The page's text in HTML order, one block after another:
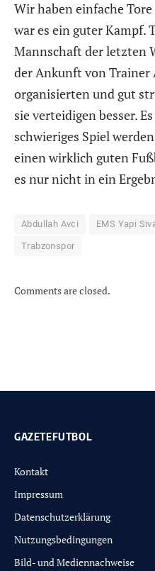
Wir haben einfache
war es ein guter Kampf.
Mannschaft der letzten
der Ankunft von Trainer
organisierten und gut
sie verteidigen besser.
schwieriges Spiel
einen wirklich guten
es nur nicht in ein
Abdullah Avci EMS Yapi
Trabzonspor
Comments are closed.
GAZETEFUTBOL
Kontakt
Impressum
Datenschutzerklärung
Nutzungsbedingungen
Bild- und Mediennachweise